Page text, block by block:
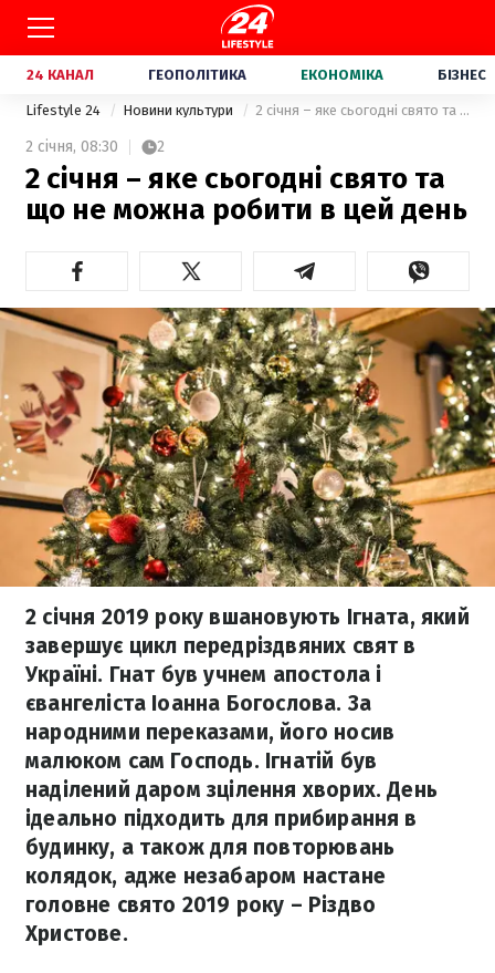
24 КАНАЛ ГЕОПОЛІТИКА ЕКОНОМІКА БІЗНЕС
Lifestyle 24 Новини культури 2 січня – яке сьогодні свято та що не можна робити в цей день
2 січня, 08:30 2
2 січня – яке сьогодні свято та
що не можна робити в цей день
2 січня 2019 року вшановують Ігната, який
завершує цикл передріздвяних свят в
Україні. Гнат був учнем апостола і
євангеліста Іоанна Богослова. За
народними переказами, його носив
малюком сам Господь. Ігнатій був
наділений даром зцілення хворих. День
ідеально підходить для прибирання в
будинку, а також для повторювань
колядок, адже незабаром настане
головне свято 2019 року – Різдво
Христове.